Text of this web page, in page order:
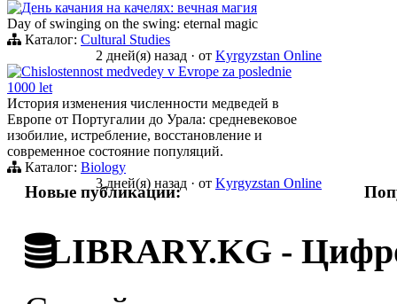
День качания на качелях: вечная магия
Day of swinging on the swing: eternal magic
Каталог: Cultural Studies
2 дней(я) назад · от Kyrgyzstan Online
Chislostennost medvedey v Evrope za poslednie
1000 let
История изменения численности медведей в
Европе от Португалии до Урала: средневековое
изобилие, истребление, восстановление и
современное состояние популяций.
Каталог: Biology
3 дней(я) назад · от Kyrgyzstan Online
Новые публикации:
LIBRARY.KG -